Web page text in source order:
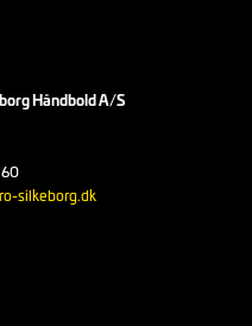
Håndbold A/S
silkeborg.dk